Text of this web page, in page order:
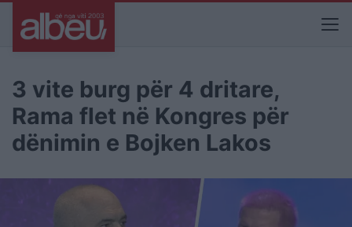
3 vite burg për 4 dritare,
Rama flet në Kongres për
dënimin e Bojken Lakos